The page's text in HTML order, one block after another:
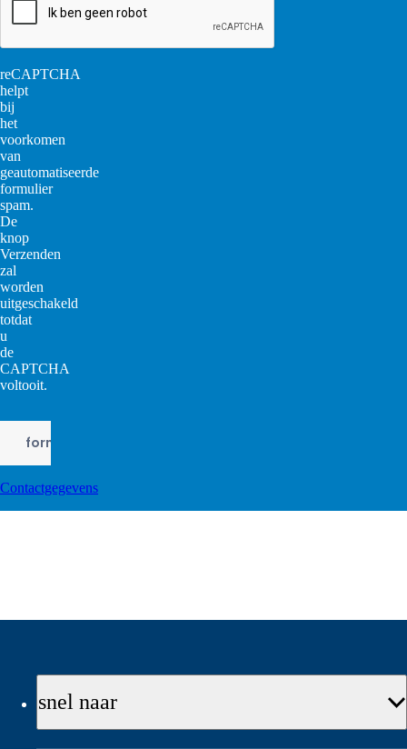
reCAPTCHA
helpt
bij
het
voorkomen
van
geautomatiseerde
formulier
spam.
De
knop
Verzenden
zal
worden
uitgeschakeld
totdat
u
de
CAPTCHA
voltooit.
Contactgegevens
snel naar